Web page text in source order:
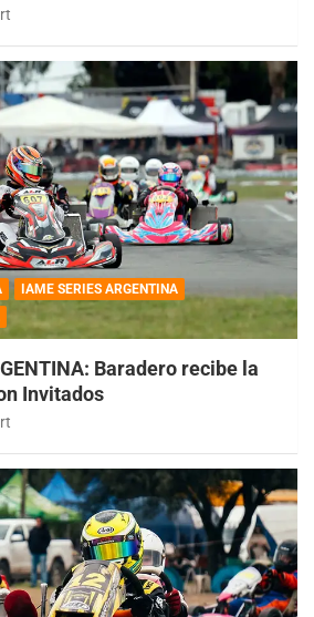
IAME SERIES ARGENTINA
Baradero recibe la
Invitados